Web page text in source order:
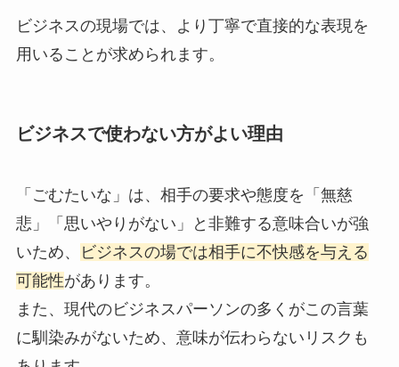
ビジネスの現場では、より丁寧で直接的な表現を
用いることが求められます。
ビジネスで使わない方がよい理由
「ごむたいな」は、相手の要求や態度を「無慈
悲」「思いやりがない」と非難する意味合いが強
いため、
ビジネスの場では相手に不快感を与える
可能性があります。
また、現代のビジネスパーソンの多くがこの言葉
に馴染みがないため、意味が伝わらないリスクも